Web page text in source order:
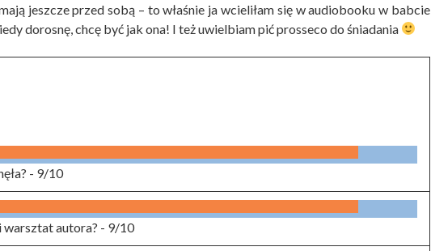
jeszcze przed sobą – to właśnie ja wcieliłam się w audiobooku w babcie
dorosnę, chcę być jak ona! I też uwielbiam pić prosseco do śniadania
- 9/10
warsztat autora? - 9/10